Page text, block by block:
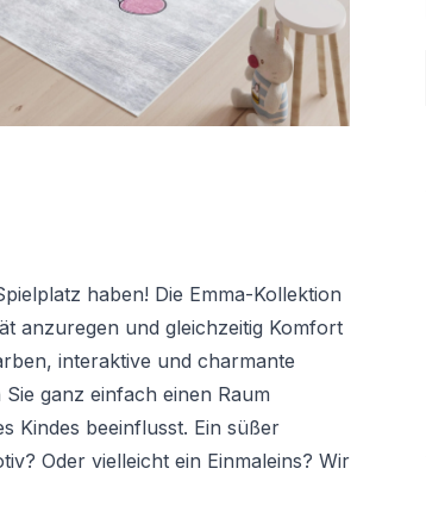
haben! Die Emma-Kollektion
anzuregen und gleichzeitig Komfort
interaktive und charmante
ganz einfach einen Raum
Kindes beeinflusst. Ein süßer
Oder vielleicht ein Einmaleins? Wir